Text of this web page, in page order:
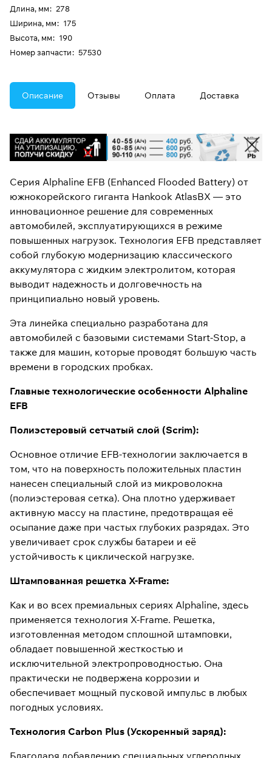
Длина, мм: 278
Ширина, мм: 175
Высота, мм: 190
Номер запчасти: 57530
Описание Отзывы Оплата Доставка
Серия Alphaline EFB (Enhanced Flooded Battery) от
южнокорейского гиганта Hankook AtlasBX — это
инновационное решение для современных
автомобилей, эксплуатирующихся в режиме
повышенных нагрузок. Технология EFB представляет
собой глубокую модернизацию классического
аккумулятора с жидким электролитом, которая
выводит надежность и долговечность на
принципиально новый уровень.
Эта линейка специально разработана для
автомобилей с базовыми системами Start-Stop, а
также для машин, которые проводят большую часть
времени в городских пробках.
Главные технологические особенности Alphaline
EFB
Полиэстеровый сетчатый слой (Scrim):
Основное отличие EFB-технологии заключается в
том, что на поверхность положительных пластин
нанесен специальный слой из микроволокна
(полиэстеровая сетка). Она плотно удерживает
активную массу на пластине, предотвращая её
осыпание даже при частых глубоких разрядах. Это
увеличивает срок службы батареи и её
устойчивость к циклической нагрузке.
Штампованная решетка X-Frame:
Как и во всех премиальных сериях Alphaline, здесь
применяется технология X-Frame. Решетка,
изготовленная методом сплошной штамповки,
обладает повышенной жесткостью и
исключительной электропроводностью. Она
практически не подвержена коррозии и
обеспечивает мощный пусковой импульс в любых
погодных условиях.
Технология Carbon Plus (Ускоренный заряд):